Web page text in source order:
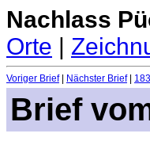
Nachlass
Orte |
Voriger Brief| Nächster Brief|
Brief